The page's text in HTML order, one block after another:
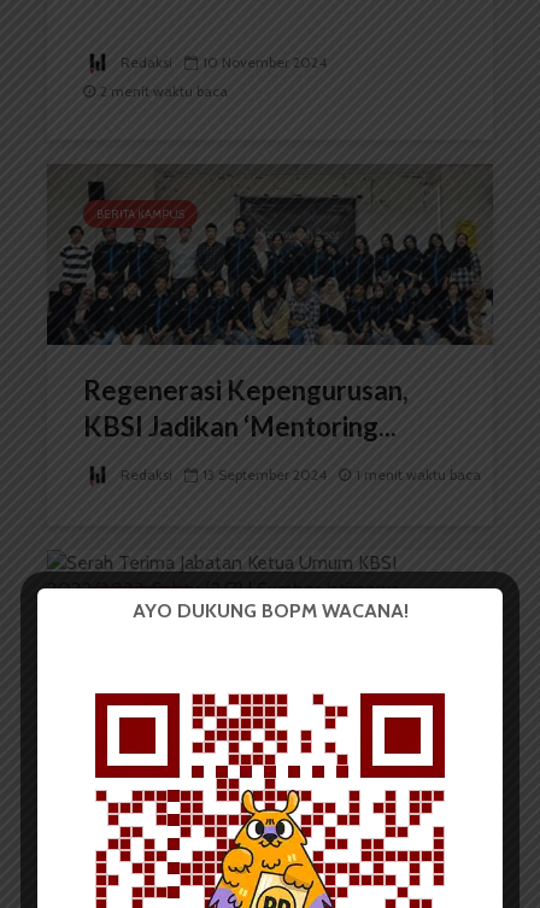
Redaksi
10 November 2024
2 menit waktu baca
BERITA KAMPUS
Regenerasi Kepengurusan,
KBSI Jadikan ‘Mentoring...
Redaksi 13 September 2024 1 menit waktu baca
Redaksi 22 Agustus 2022 2 menit waktu baca
AYO DUKUNG BOPM WACANA!